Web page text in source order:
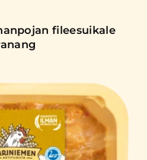
fileesuikale